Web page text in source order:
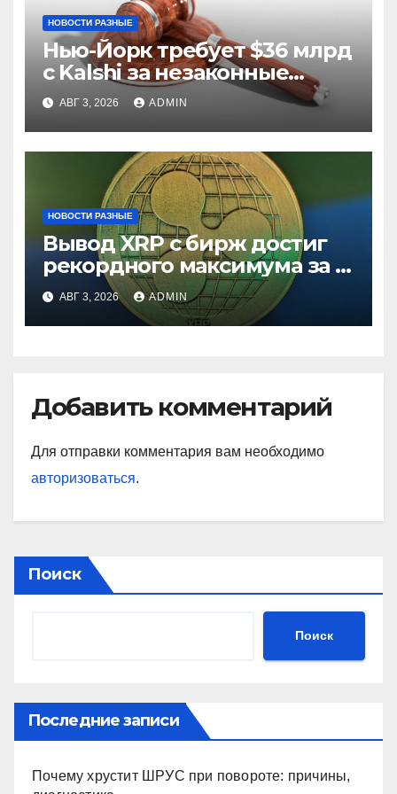
НОВОСТИ РАЗНЫЕ
Нью-Йорк требует $36 млрд
с Kalshi за незаконные
ставки
АВГ 3, 2026 ADMIN
НОВОСТИ РАЗНЫЕ
Вывод XRP с бирж достиг
рекордного максимума за 5
летАВГ 3, 2026 ADMIN
Добавить комментарий
Для отправки комментария вам необходимо
авторизоваться.
Поиск
Поиск
Последние записи
Почему хрустит ШРУС при повороте: причины,